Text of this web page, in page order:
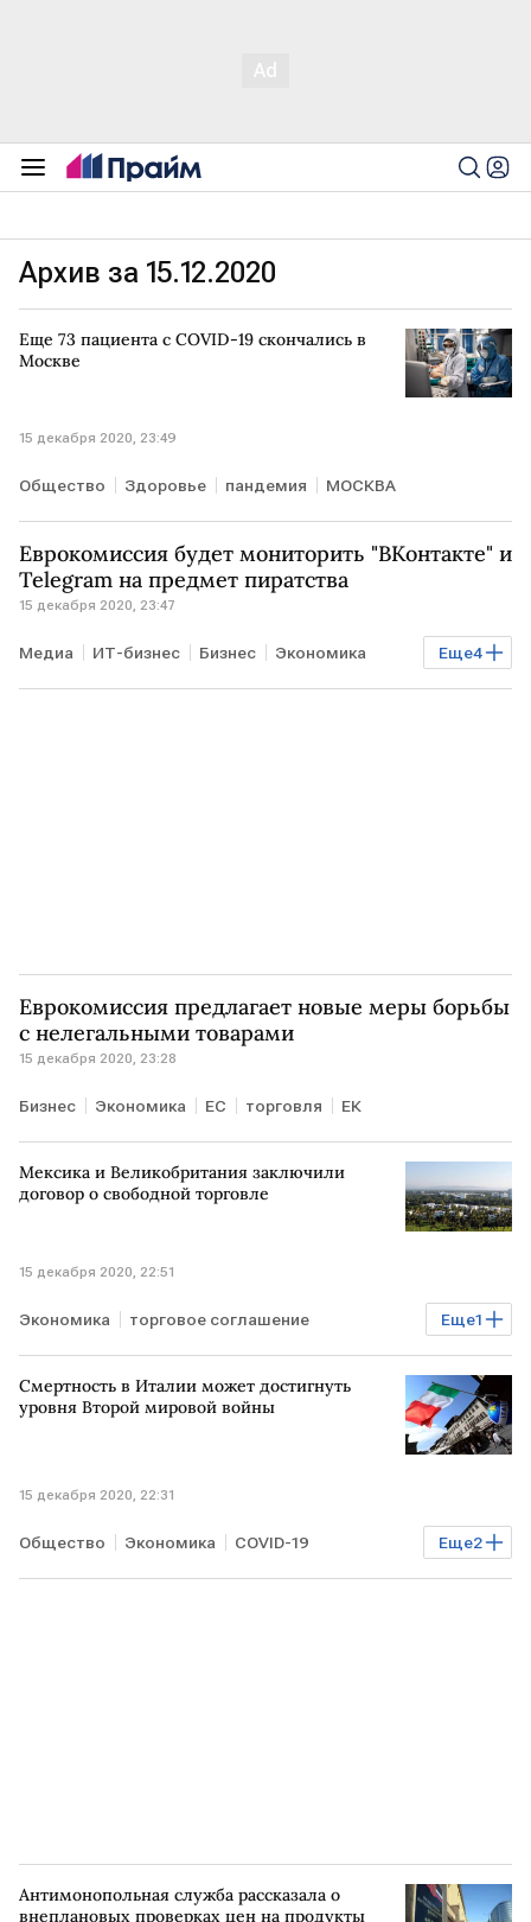
Архив за 15.12.2020
Еще 73 пациента с COVID-19 скончались в
Москве
15 декабря 2020, 23:49
Общество Здоровье пандемия МОСКВА
Еврокомиссия будет мониторить "ВКонтакте" и
Telegram на предмет пиратства
15 декабря 2020, 23:47
Еще4
Медиа ИТ-бизнес Бизнес Экономика
Технологии Telegram интернет-пиратство
Еврокомиссия предлагает новые меры борьбы
с нелегальными товарами
15 декабря 2020, 23:28
Бизнес Экономика ЕС торговля ЕК
Мексика и Великобритания заключили
договор о свободной торговле
15 декабря 2020, 22:51
Еще1
Экономика торговое соглашение
свободная торговля
Смертность в Италии может достигнуть
уровня Второй мировой войны
15 декабря 2020, 22:31
Еще2
Общество Экономика COVID-19
смертность ИТАЛИЯ
Антимонопольная служба рассказала о
внеплановых проверках цен на продукты